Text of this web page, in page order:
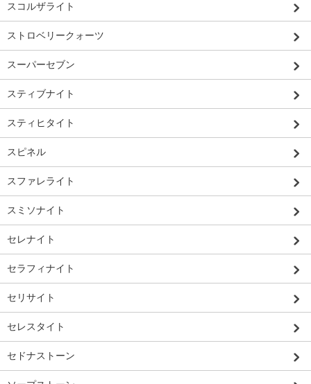
スコルザライト
ストロベリークォーツ
スーパーセブン
スティブナイト
スティヒタイト
スピネル
スファレライト
スミソナイト
セレナイト
セラフィナイト
セリサイト
セレスタイト
セドナストーン